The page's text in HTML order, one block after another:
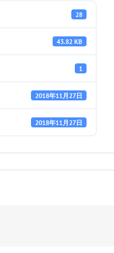
28
43.82 KB
1
2018年11月27日
2018年11月27日